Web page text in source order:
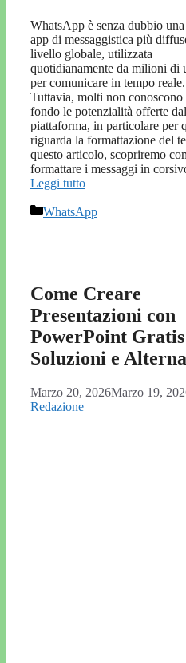
WhatsApp è senza dubbio
app di messaggistica più
livello globale, utilizzata
quotidianamente da milioni di
per comunicare in tempo reale.
Tuttavia, molti non conoscono
fondo le potenzialità offerte
piattaforma, in particolare per
riguarda la formattazione del
questo articolo, scopriremo
formattare i messaggi in
Leggi tutto
Categorie
WhatsApp
Come Creare
Presentazioni con
PowerPoint
Soluzioni e
Marzo 20, 2026Marzo 19,
Redazione